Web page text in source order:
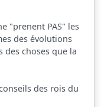
"prenent PAS" les
des évolutions
des choses que la
des rois du